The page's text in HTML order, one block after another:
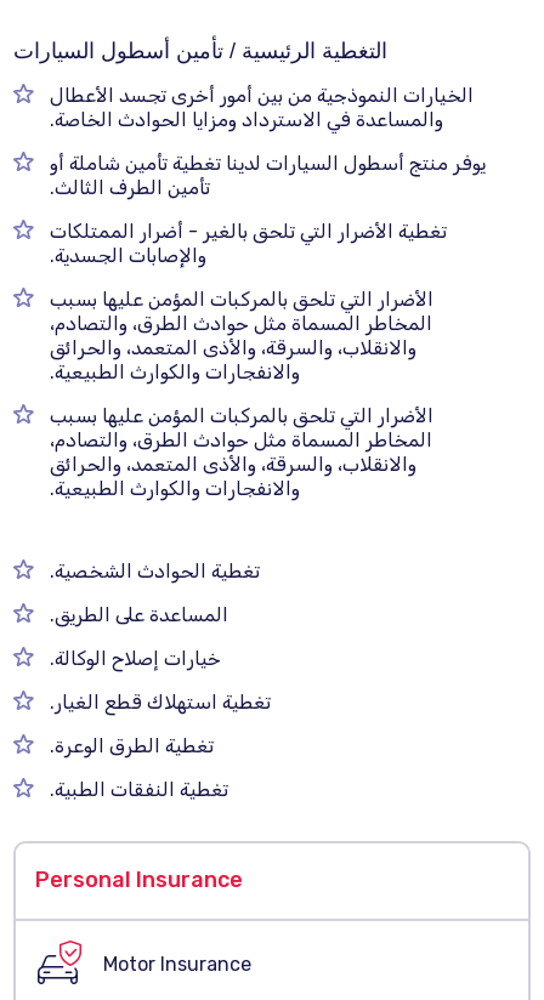
التغطية الرئيسية / تأمين أسطول السيارات
الخيارات النموذجية من بين أمور أخرى تجسد الأعطال
والمساعدة في الاسترداد ومزايا الحوادث الخاصة.
يوفر منتج أسطول السيارات لدينا تغطية تأمين شاملة أو
تأمين الطرف الثالث.
تغطية الأضرار التي تلحق بالغير - أضرار الممتلكات
والإصابات الجسدية.
الأضرار التي تلحق بالمركبات المؤمن عليها بسبب
المخاطر المسماة مثل حوادث الطرق، والتصادم،
والانقلاب، والسرقة، والأذى المتعمد، والحرائق
والانفجارات والكوارث الطبيعية.
الأضرار التي تلحق بالمركبات المؤمن عليها بسبب
المخاطر المسماة مثل حوادث الطرق، والتصادم،
والانقلاب، والسرقة، والأذى المتعمد، والحرائق
والانفجارات والكوارث الطبيعية.
تغطية الحوادث الشخصية.
المساعدة على الطريق.
خيارات إصلاح الوكالة.
تغطية استهلاك قطع الغيار.
تغطية الطرق الوعرة.
تغطية النفقات الطبية.
Personal Insurance
Motor Insurance